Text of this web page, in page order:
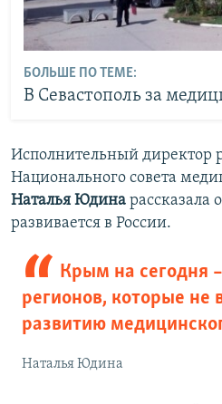
БОЛЬШЕ ПО ТЕМЕ:
В Севастополь за
Исполнительный директор
Национального совета
Наталья Юдина рассказала
развивается в России.
Крым на сегодня
регионов, которые не
развитию
Наталья Юдина